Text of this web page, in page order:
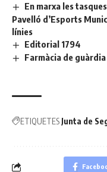
En marxa les
Pavelló d’Esports
línies
Editorial 1794
Farmàcia de
ETIQUETES Junta de